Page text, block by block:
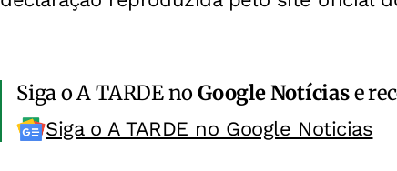
Siga o A TARDE noGoogle Notíciase
Siga o A TARDE no Google Noticias